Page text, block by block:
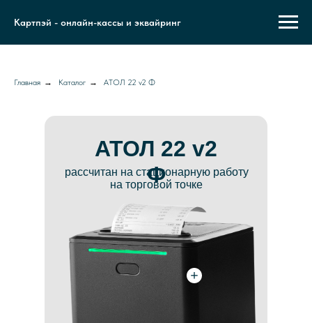
Картпэй - онлайн-кассы и эквайринг
Главная → Каталог → АТОЛ 22 v2 Ф
АТОЛ 22 v2
Ф
рассчитан на стационарную работу
на торговой точке